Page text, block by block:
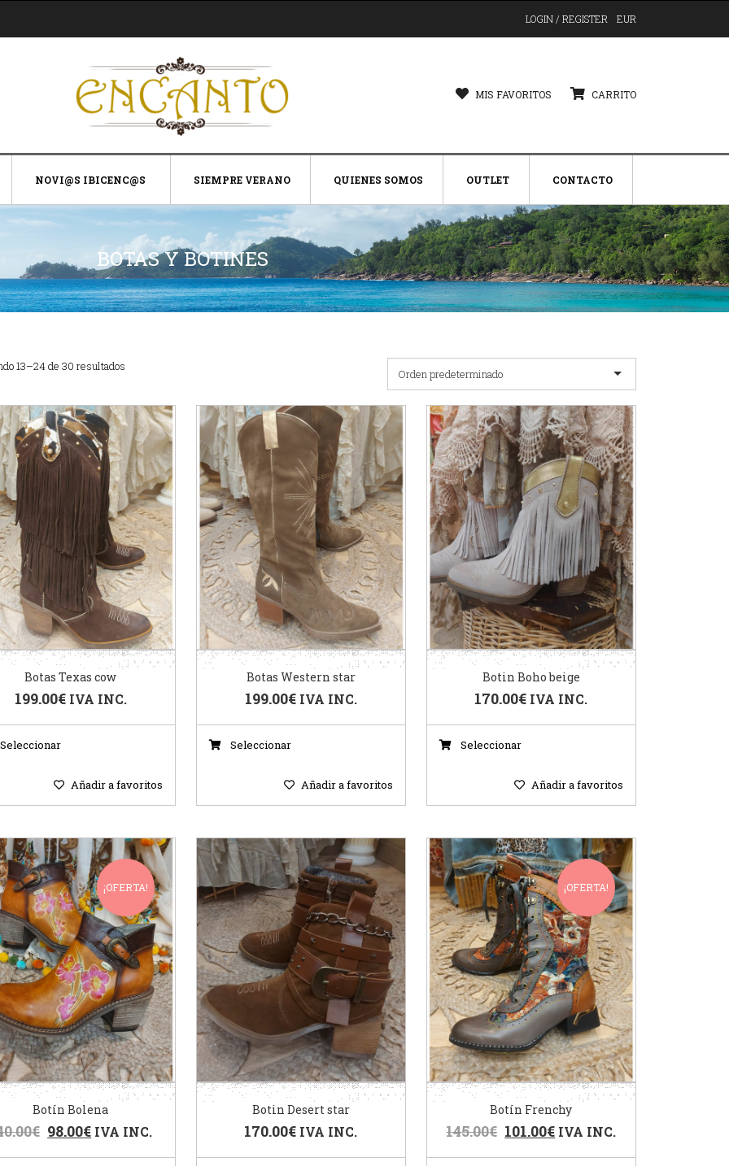
LOGIN / REGISTER EUR
MIS FAVORITOS CARRITO
NOVI@S IBICENC@S SIEMPRE VERANO QUIENES SOMOS OUTLET CONTACTO
BOTAS Y BOTINES
13–24 de 30 resultados
Orden predeterminado
Botas Texas cow
199.00€ IVA INC.
Añadir a favoritos
Botas Western star
199.00€ IVA INC.
Seleccionar
Añadir a favoritos
Botin Boho beige
170.00€ IVA INC.
Seleccionar
Añadir a favoritos
¡OFERTA!
Botín Bolena
€ 98.00€ IVA INC.
Botin Desert star
170.00€ IVA INC.
¡OFERTA!
Botín Frenchy
145.00€ 101.00€ IVA INC.